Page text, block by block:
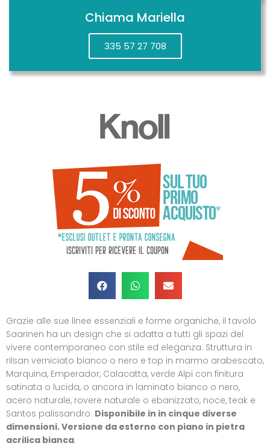
Chiama Mariella
335 57 27 708
Grazie alle sue linee essenziali e forme organiche, il tavolo
Saarinen ha un design che si adatta a tutti gli spazi del
vivere contemporaneo con stile ed eleganza. Struttura in
rilsan verniciato bianco o nero e top in marmo arabescato,
Marquina, Emperador, Calacatta, verde Alpi con finitura
satinata o lucida, o ancora in laminato bianco o nero,
acero naturale, rovere naturale o ebanizzato, noce, teak e
Santos palissandro. Disponibile in in cinque diverse
dimensioni. Versione da esterno con piano in pietra
acrilica bianca.